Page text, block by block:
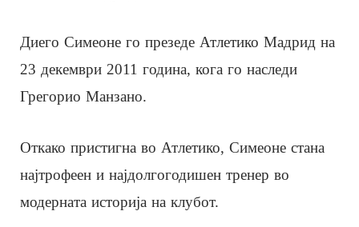
Диего Симеоне го презеде Атлетико Мадрид на
23 декември 2011 година, кога го наследи
Грегорио Манзано.
Откако пристигна во Атлетико, Симеоне стана
најтрофеен и најдолгогодишен тренер во
модерната историја на клубот.